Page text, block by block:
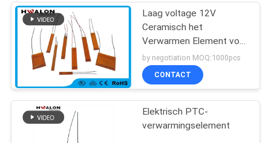
Laag voltage 12V
Ceramisch het
Verwarmen Element voor
droogkap en
haargelijkrichters
by negotiation MOQ:1000pcs
CONTACT
Elektrisch PTC-
verwarmingselement